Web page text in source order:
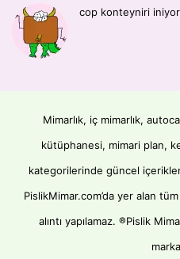
cop konteyniri
Mimarlık, iç mimarlık,
kütüphanesi, mimari plan,
kategorilerinde güncel
PislikMimar.com’da yer alan
alıntı yapılamaz. ®Pislik